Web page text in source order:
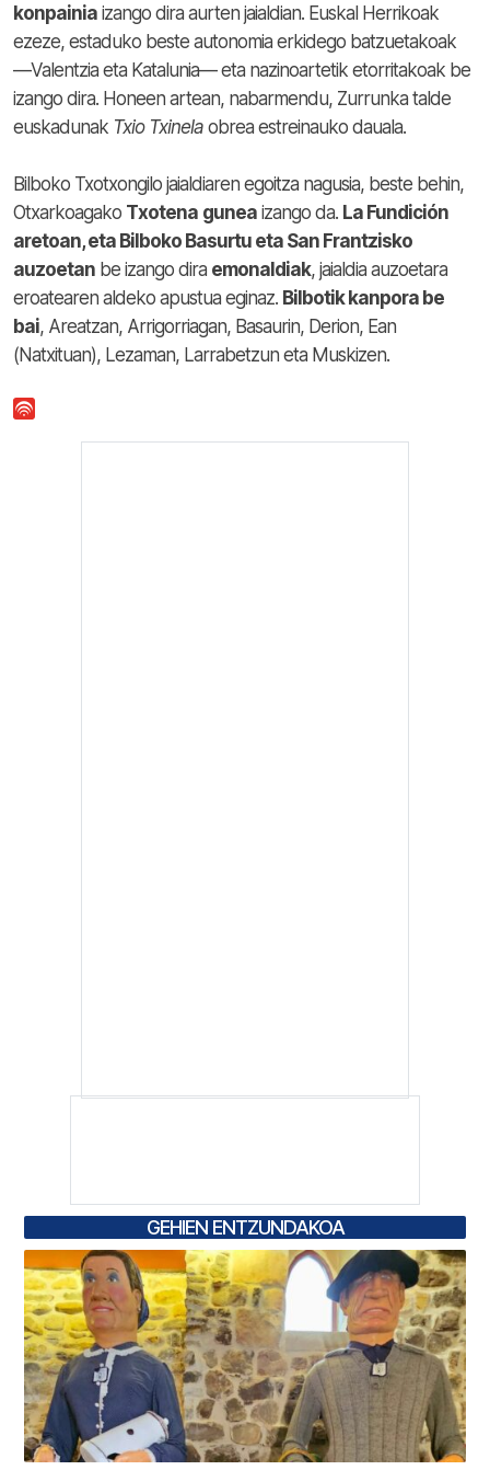
konpainia izango dira aurten jaialdian. Euskal Herrikoak
ezeze, estaduko beste autonomia erkidego batzuetakoak
—Valentzia eta Katalunia— eta nazinoartetik etorritakoak be
izango dira. Honeen artean, nabarmendu, Zurrunka talde
euskadunak Txio Txinela obrea estreinauko dauala.
Bilboko Txotxongilo jaialdiaren egoitza nagusia, beste behin,
Otxarkoagako Txotena gunea izango da. La Fundición
aretoan, eta Bilboko Basurtu eta San Frantzisko
auzoetan be izango dira emonaldiak, jaialdia auzoetara
eroatearen aldeko apustua eginaz. Bilbotik kanpora be
bai, Areatzan, Arrigorriagan, Basaurin, Derion, Ean
(Natxituan), Lezaman, Larrabetzun eta Muskizen.
GEHIEN ENTZUNDAKOA